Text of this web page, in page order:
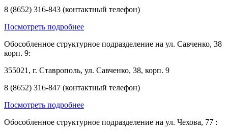
8 (8652) 316-843 (контактный телефон)
Посмотреть подробнее
Обособленное структурное подразделение на ул. Савченко, 38
корп. 9:
355021, г. Ставрополь, ул. Савченко, 38, корп. 9
8 (8652) 316-847 (контактный телефон)
Посмотреть подробнее
Обособленное структурное подразделение на ул. Чехова, 77 :